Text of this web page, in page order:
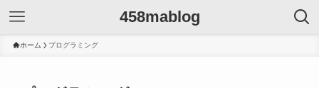
458mablog
ホーム プログラミング